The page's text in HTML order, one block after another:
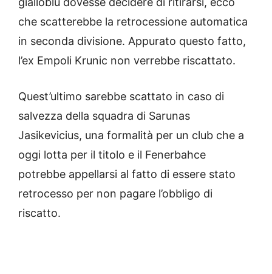
che scatterebbe la retrocessione automatica
in seconda divisione. Appurato questo fatto,
l’ex Empoli Krunic non verrebbe riscattato.
Quest’ultimo sarebbe scattato in caso di
salvezza della squadra di Sarunas
Jasikevicius, una formalità per un club che a
oggi lotta per il titolo e il Fenerbahce
potrebbe appellarsi al fatto di essere stato
retrocesso per non pagare l’obbligo di
riscatto.